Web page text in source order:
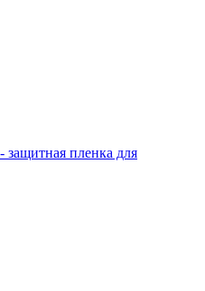
защитная пленка для